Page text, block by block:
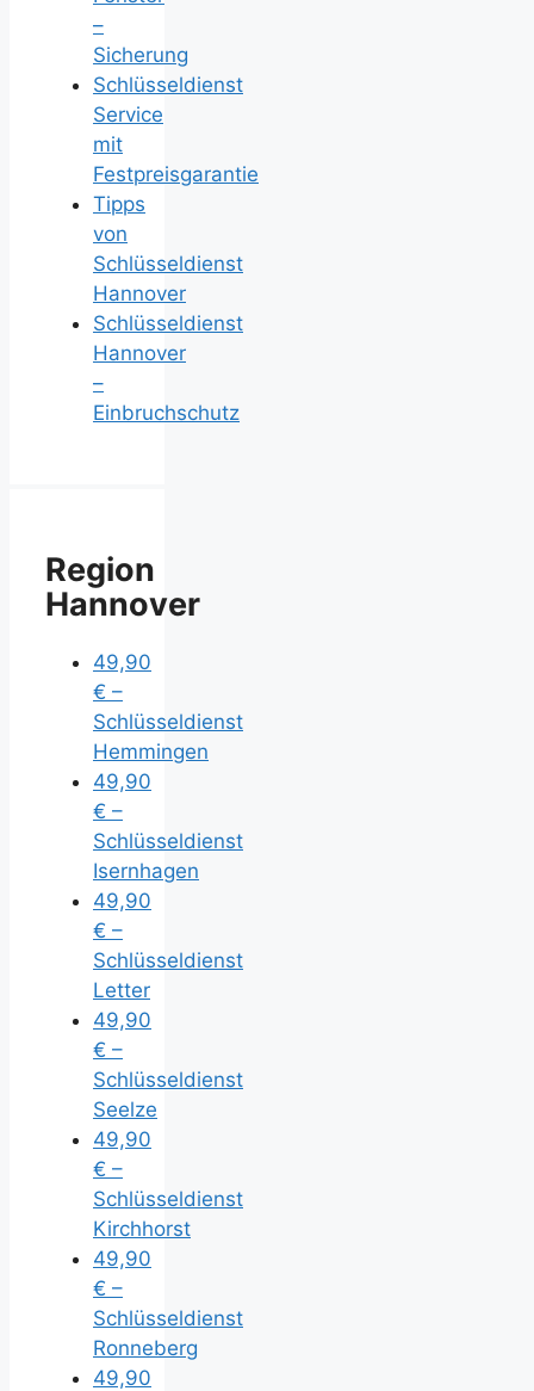
–
Sicherung
Schlüsseldienst
Service
mit
Festpreisgarantie
Tipps
von
Schlüsseldienst
Hannover
Schlüsseldienst
Hannover
–
Einbruchschutz
Region
Hannover
49,90
€ –
Schlüsseldienst
Hemmingen
49,90
€ –
Schlüsseldienst
Isernhagen
49,90
€ –
Schlüsseldienst
Letter
49,90
€ –
Schlüsseldienst
Seelze
49,90
€ –
Schlüsseldienst
Kirchhorst
49,90
€ –
Schlüsseldienst
Ronneberg
49,90